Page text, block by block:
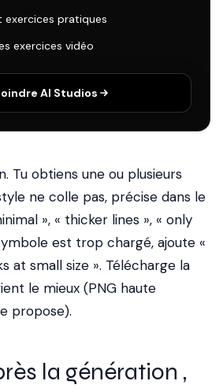
exercices pratiques
exercices vidéo
AI Studios
Tu obtiens une ou plusieurs
ne colle pas, précise dans le
», « thicker lines », « only
est trop chargé, ajoute «
at small size ». Télécharge la
le mieux (PNG haute
propose).
la génération ,